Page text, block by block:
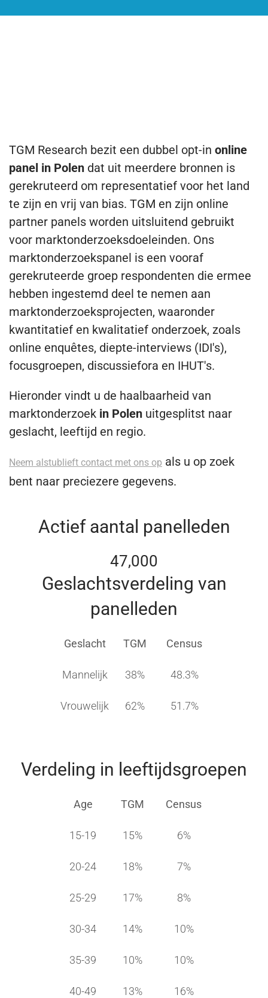
TGM Research bezit een dubbel opt-in online
panel in Polen dat uit meerdere bronnen is
gerekruteerd om representatief voor het land
te zijn en vrij van bias. TGM en zijn online
partner panels worden uitsluitend gebruikt
voor marktonderzoeksdoeleinden. Ons
marktonderzoekspanel is een vooraf
gerekruteerde groep respondenten die ermee
hebben ingestemd deel te nemen aan
marktonderzoeksprojecten, waaronder
kwantitatief en kwalitatief onderzoek, zoals
online enquêtes, diepte-interviews (IDI's),
focusgroepen, discussiefora en IHUT's.
Hieronder vindt u de haalbaarheid van
marktonderzoek in Polen uitgesplitst naar
geslacht, leeftijd en regio.
Neem alstublieft contact met ons op als u op zoek
bent naar preciezere gegevens.
Actief aantal panelleden
47,000
Geslachtsverdeling van
panelleden
Geslacht TGM Census
Mannelijk 38% 48.3%
Vrouwelijk 62% 51.7%
Verdeling in leeftijdsgroepen
Age TGM Census
15-19 15% 6%
20-24 18% 7%
25-29 17% 8%
30-34 14% 10%
35-39 10% 10%
40-49 13% 16%